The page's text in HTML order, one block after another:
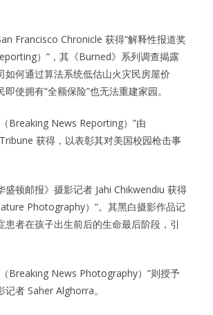
Francisco Chronicle 获得“解释性报道奖
）”，其《Burned》系列调查揭露
如何通过算法系统低估山火灾民房屋价
使拥有“全额保险”也无法重建家园。
Breaking News Reporting）”由
获得，以表彰其对美国校园枪击事
盛顿邮报》摄影记者 Jahi Chikwendiu 获得
Photography）”。其黑白摄影作品记
患者在孩子出生前后的生命最后阶段，引
Breaking News Photography）”则授予
记者 Saher Alghorra。